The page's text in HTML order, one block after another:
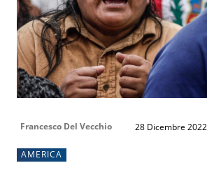
Francesco Del Vecchio 28 Dicembre 2022
AMERICA